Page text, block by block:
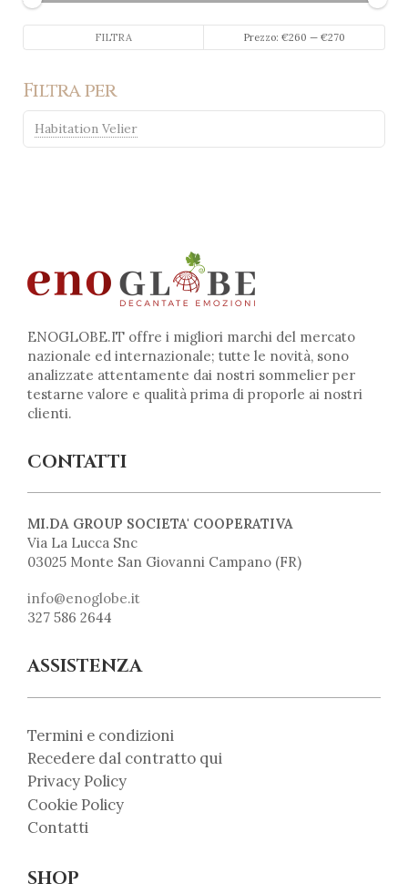
Min
Max
FILTRA Prezzo: €260 — €270
Filtra per
Habitation Velier
ENOGLOBE.IT offre i migliori marchi del mercato
nazionale ed internazionale; tutte le novità, sono
analizzate attentamente dai nostri sommelier per
testarne valore e qualità prima di proporle ai nostri
clienti.
CONTATTI
MI.DA GROUP SOCIETA' COOPERATIVA
Via La Lucca Snc
03025 Monte San Giovanni Campano (FR)
info@enoglobe.it
327 586 2644
ASSISTENZA
Termini e condizioni
Recedere dal contratto qui
Privacy Policy
Cookie Policy
Contatti
SHOP